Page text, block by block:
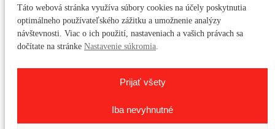
Táto webová stránka využíva súbory cookies na účely poskytnutia
optimálneho používateľského zážitku a umožnenie analýzy
návštevnosti. Viac o ich použití, nastaveniach a vašich právach sa
dočítate na stránke Nastavenie súkromia.
Prijať všety
Iba nevyhnutné
Instagram
Linkedin